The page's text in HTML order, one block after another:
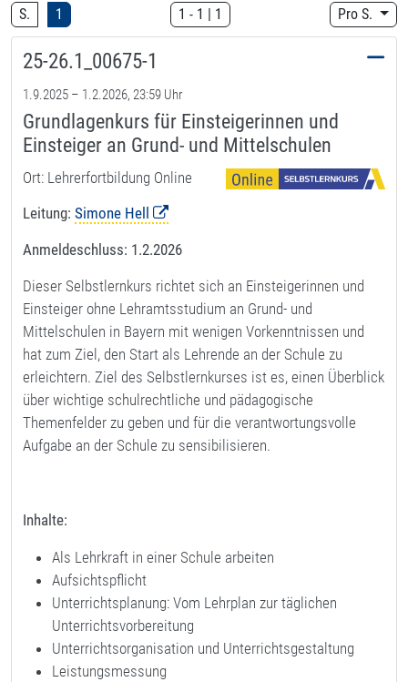
S. 1 1 - 1 | 1 Pro S.
25-26.1_00675-1
1.9.2025 – 1.2.2026, 23:59 Uhr
Grundlagenkurs für Einsteigerinnen und
Einsteiger an Grund- und Mittelschulen
Ort: Lehrerfortbildung Online
Leitung: Simone Hell
Anmeldeschluss: 1.2.2026
Dieser Selbstlernkurs richtet sich an Einsteigerinnen und
Einsteiger ohne Lehramtsstudium an Grund- und
Mittelschulen in Bayern mit wenigen Vorkenntnissen und
hat zum Ziel, den Start als Lehrende an der Schule zu
erleichtern. Ziel des Selbstlernkurses ist es, einen Überblick
über wichtige schulrechtliche und pädagogische
Themenfelder zu geben und für die verantwortungsvolle
Aufgabe an der Schule zu sensibilisieren.
Inhalte:
Als Lehrkraft in einer Schule arbeiten
Aufsichtspflicht
Unterrichtsplanung: Vom Lehrplan zur täglichen
Unterrichtsvorbereitung
Unterrichtsorganisation und Unterrichtsgestaltung
Leistungsmessung